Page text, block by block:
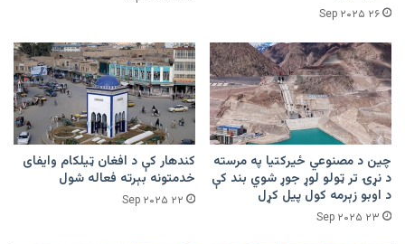
۲۶ Sep ۲۰۲۵
چین د مصنوعي ځيرکتیا په مرسته
د نړۍ تر ټولو لوړ جوړ شوي بند کې
د اوبو زېرمه کول پیل کړل
۲۳ Sep ۲۰۲۵
کندهار کې د افغان ټیلکام وایفای
خدمتونه بېرته فعاله شول
۲۲ Sep ۲۰۲۵